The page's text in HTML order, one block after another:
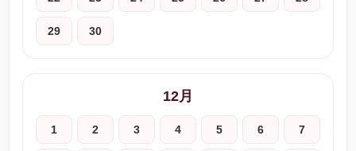
29 30
12月
1 2 3 4 5 6 7